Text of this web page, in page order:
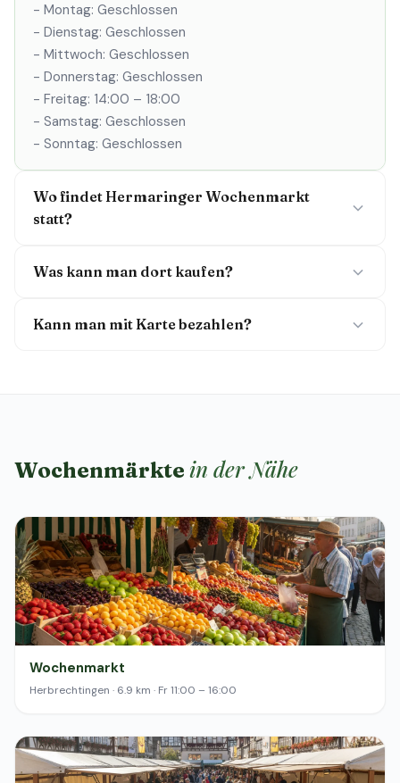
- Montag: Geschlossen
- Dienstag: Geschlossen
- Mittwoch: Geschlossen
- Donnerstag: Geschlossen
- Freitag: 14:00 – 18:00
- Samstag: Geschlossen
- Sonntag: Geschlossen
Wo findet Hermaringer Wochenmarkt
statt?
Was kann man dort kaufen?
Kann man mit Karte bezahlen?
Wochenmärkte in der Nähe
Wochenmarkt
Herbrechtingen · 6.9 km · Fr 11:00 – 16:00